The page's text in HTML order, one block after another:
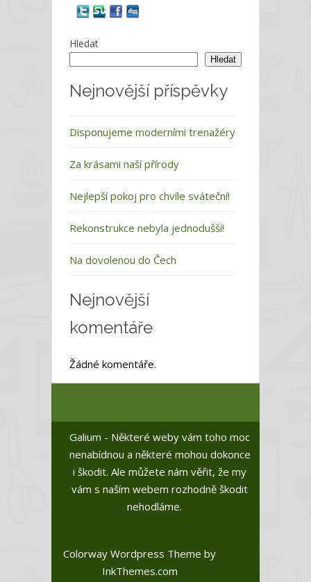
Hledat
Hledat
Nejnovější příspěvky
Disponujeme moderními trenažéry
Za krásami naší přírody
Nejlepší pokoj pro chvíle sváteční!
Rekonstrukce nebyla jednodušší!
Na dovolenou do Čech
Nejnovější
komentáře
Žádné komentáře.
Galium - Některé weby vám toho moc
nenabídnou a některé mohou dokonce
i škodit. Ale můžete nám věřit, že my
vám s naším webem rozhodně škodit
nehodláme.
Colorway Wordpress Theme by
InkThemes.com